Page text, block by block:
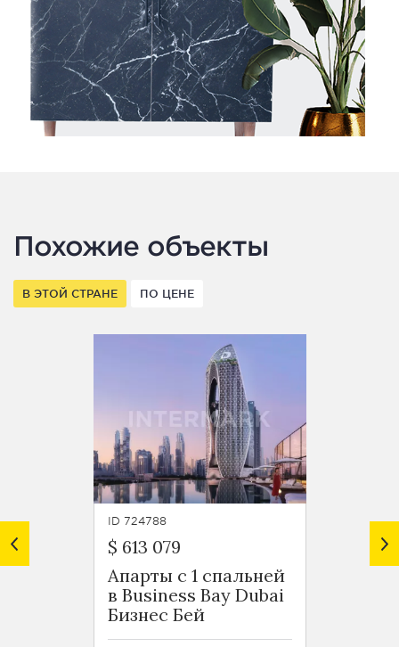
Похожие объекты
В ЭТОЙ СТРАНЕ ПО ЦЕНЕ
ID 724788
$ 613 079
Апарты с 1 спальней
в Business Bay Dubai
Бизнес Бей
ID
$ 599